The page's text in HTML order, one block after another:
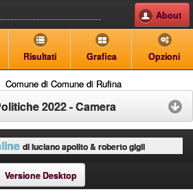
About
Risultati Grafica Opzioni
Comune di Comune di Rufina
2022 - Camera
di luciano apolito & roberto gigli
Versione Desktop